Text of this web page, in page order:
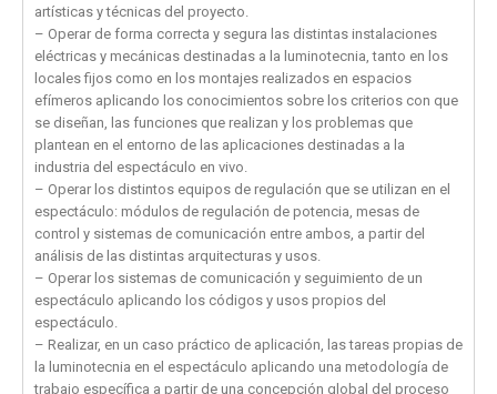
artísticas y técnicas del proyecto.
– Operar de forma correcta y segura las distintas instalaciones
eléctricas y mecánicas destinadas a la luminotecnia, tanto en los
locales fijos como en los montajes realizados en espacios
efímeros aplicando los conocimientos sobre los criterios con que
se diseñan, las funciones que realizan y los problemas que
plantean en el entorno de las aplicaciones destinadas a la
industria del espectáculo en vivo.
– Operar los distintos equipos de regulación que se utilizan en el
espectáculo: módulos de regulación de potencia, mesas de
control y sistemas de comunicación entre ambos, a partir del
análisis de las distintas arquitecturas y usos.
– Operar los sistemas de comunicación y seguimiento de un
espectáculo aplicando los códigos y usos propios del
espectáculo.
– Realizar, en un caso práctico de aplicación, las tareas propias de
la luminotecnia en el espectáculo aplicando una metodología de
trabajo específica a partir de una concepción global del proceso